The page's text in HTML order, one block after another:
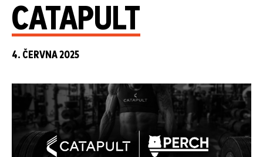
CATAPULT
4. ČERVNA 2025